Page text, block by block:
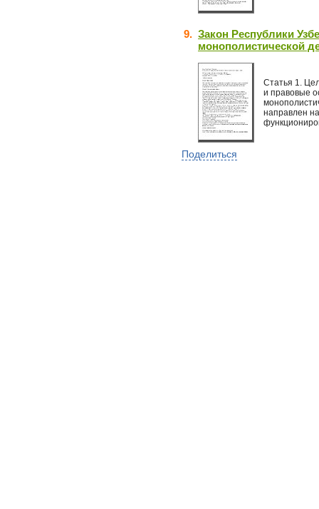
9. Закон Республики
монополистической
Статья 1.
и правовые
направлен
Поделиться